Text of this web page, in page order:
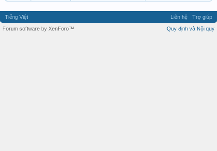
Tiếng Việt Liên hệ
Trợ giúp
Quy định và Nội quy
Forum software by XenForo™